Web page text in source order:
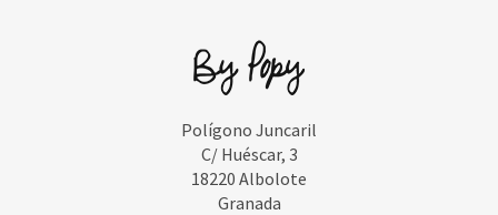
Polígono Juncaril
C/ Huéscar, 3
18220 Albolote
Granada